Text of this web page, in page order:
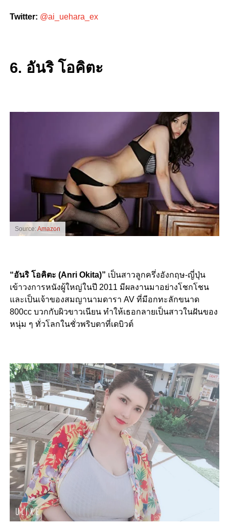
Twitter: @ai_uehara_ex
6. อันริ โอคิตะ
Source:Amazon
“อันริ โอคิตะ (Anri Okita)” เป็นสาวลูกครึ่งอังกฤษ-ญี่ปุ่น
เข้าวงการหนังผู้ใหญ่ในปี 2011 มีผลงานมาอย่างโชกโชน
และเป็นเจ้าของสมญานามดารา AV ที่มีอกทะลักขนาด
800cc บวกกับผิวขาวเนียน ทำให้เธอกลายเป็นสาวในฝันของ
หนุ่ม ๆ ทั่วโลกในชั่วพริบตาที่เดบิวต์